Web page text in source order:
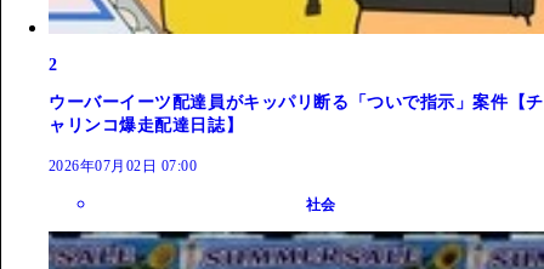
2
ウーバーイーツ配達員がキッパリ断る「ついで指示」案件【チ
ャリンコ爆走配達日誌】
2026年07月02日 07:00
社会